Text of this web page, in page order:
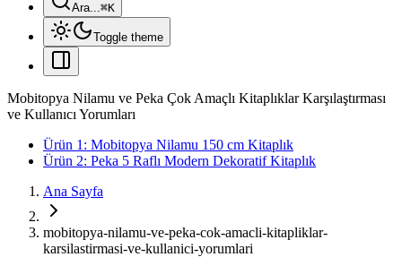
Ara...⌘K
Toggle theme
Mobitopya Nilamu ve Peka Çok Amaçlı Kitaplıklar Karşılaştırması
ve Kullanıcı Yorumları
Ürün 1: Mobitopya Nilamu 150 cm Kitaplık
Ürün 2: Peka 5 Raflı Modern Dekoratif Kitaplık
Ana Sayfa
mobitopya-nilamu-ve-peka-cok-amacli-kitapliklar-
karsilastirmasi-ve-kullanici-yorumlari